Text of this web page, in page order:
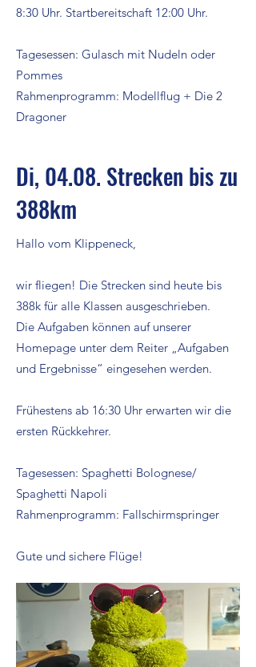
8:30 Uhr. Startbereitschaft 12:00 Uhr.
Tagesessen: Gulasch mit Nudeln oder
Pommes
Rahmenprogramm: Modellflug + Die 2
Dragoner
Di, 04.08. Strecken bis zu
388km
Hallo vom Klippeneck,
wir fliegen! Die Strecken sind heute bis
388k für alle Klassen ausgeschrieben.
Die Aufgaben können auf unserer
Homepage unter dem Reiter „Aufgaben
und Ergebnisse“ eingesehen werden.
Frühestens ab 16:30 Uhr erwarten wir die
ersten Rückkehrer.
Tagesessen: Spaghetti Bolognese/
Spaghetti Napoli
Rahmenprogramm: Fallschirmspringer
Gute und sichere Flüge!